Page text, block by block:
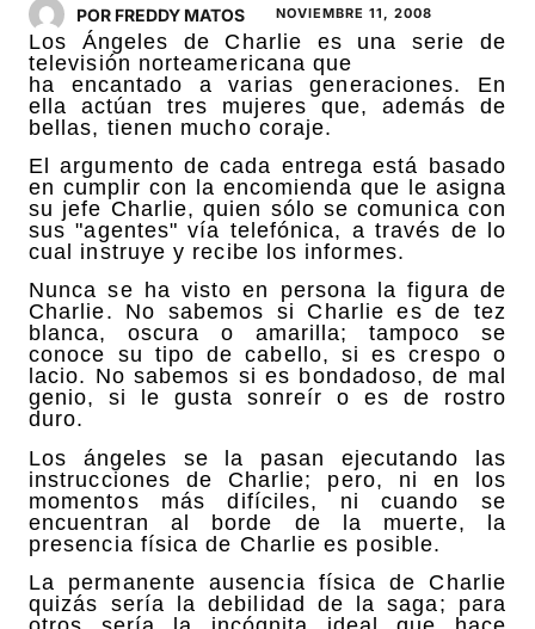
POR FREDDY MATOS NOVIEMBRE 11, 2008
Los Ángeles de Charlie es una serie de
televisión norteamericana que
ha encantado a varias generaciones. En
ella actúan tres mujeres que, además de
bellas, tienen mucho coraje.
El argumento de cada entrega está basado
en cumplir con la encomienda que le asigna
su jefe Charlie, quien sólo se comunica con
sus "agentes" vía telefónica, a través de lo
cual instruye y recibe los informes.
Nunca se ha visto en persona la figura de
Charlie. No sabemos si Charlie es de tez
blanca, oscura o amarilla; tampoco se
conoce su tipo de cabello, si es crespo o
lacio. No sabemos si es bondadoso, de mal
genio, si le gusta sonreír o es de rostro
duro.
Los ángeles se la pasan ejecutando las
instrucciones de Charlie; pero, ni en los
momentos más difíciles, ni cuando se
encuentran al borde de la muerte, la
presencia física de Charlie es posible.
La permanente ausencia física de Charlie
quizás sería la debilidad de la saga; para